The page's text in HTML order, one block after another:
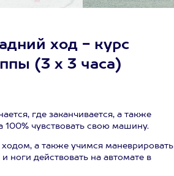
ход - курс
(3 х 3 часа)
где заканчивается, а также
100% чувствовать свою машину.
а также учимся маневрировать
ноги действовать на автомате в